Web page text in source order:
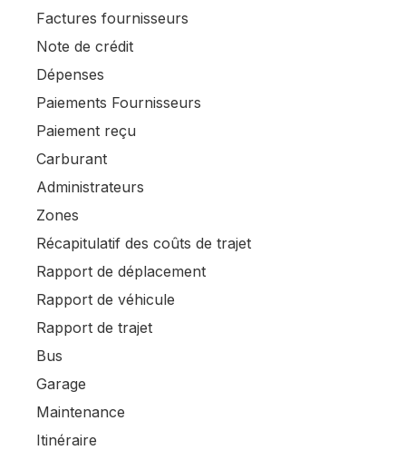
Factures fournisseurs
Note de crédit
Dépenses
Paiements Fournisseurs
Paiement reçu
Carburant
Administrateurs
Zones
Récapitulatif des coûts de trajet
Rapport de déplacement
Rapport de véhicule
Rapport de trajet
Bus
Garage
Maintenance
Itinéraire